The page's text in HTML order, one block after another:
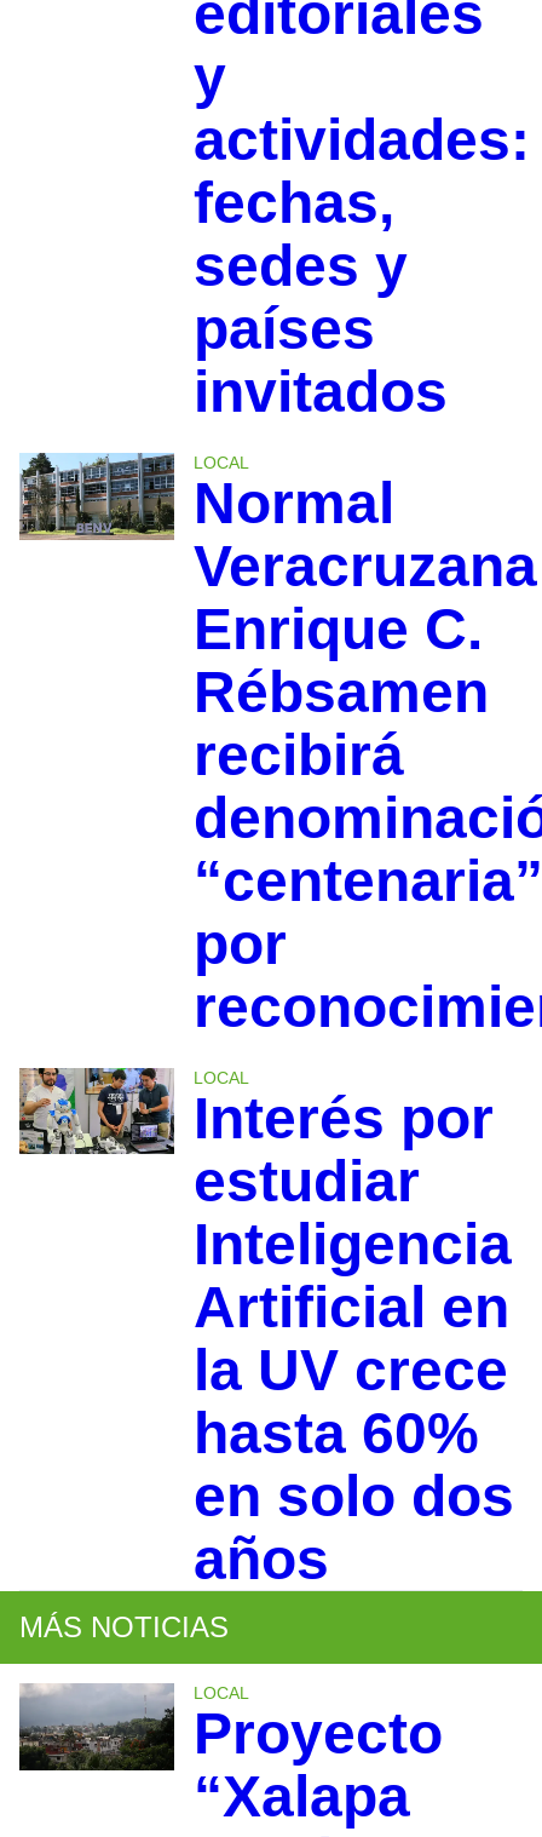
editoriales
y
actividades:
fechas,
sedes y
países
invitados
LOCAL
Normal
Veracruzana
Enrique C.
Rébsamen
recibirá
“centenaria”
por
LOCAL
Interés por
estudiar
Inteligencia
Artificial en
la UV crece
hasta 60%
en solo dos
años
MÁS NOTICIAS
LOCAL
Proyecto
“Xalapa